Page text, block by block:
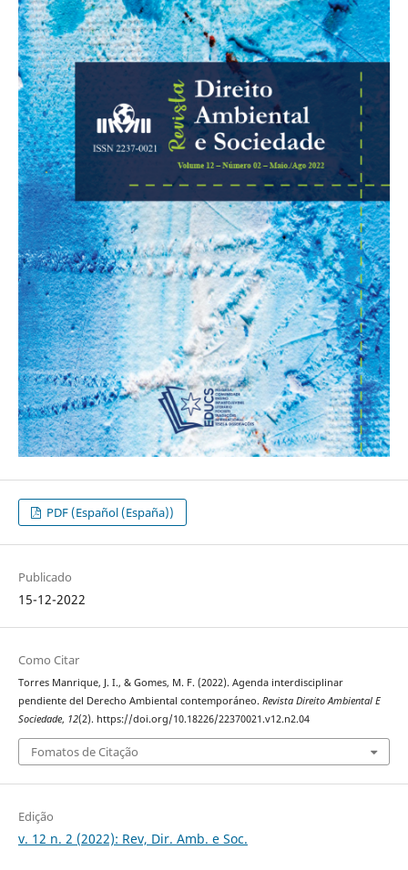
PDF (Español (España))
Publicado
15-12-2022
Como Citar
Torres Manrique, J. I., & Gomes, M. F. (2022). Agenda interdisciplinar
pendiente del Derecho Ambiental contemporáneo. Revista Direito Ambiental E
Sociedade, 12(2). https://doi.org/10.18226/22370021.v12.n2.04
Fomatos de Citação
Edição
v. 12 n. 2 (2022): Rev, Dir. Amb. e Soc.